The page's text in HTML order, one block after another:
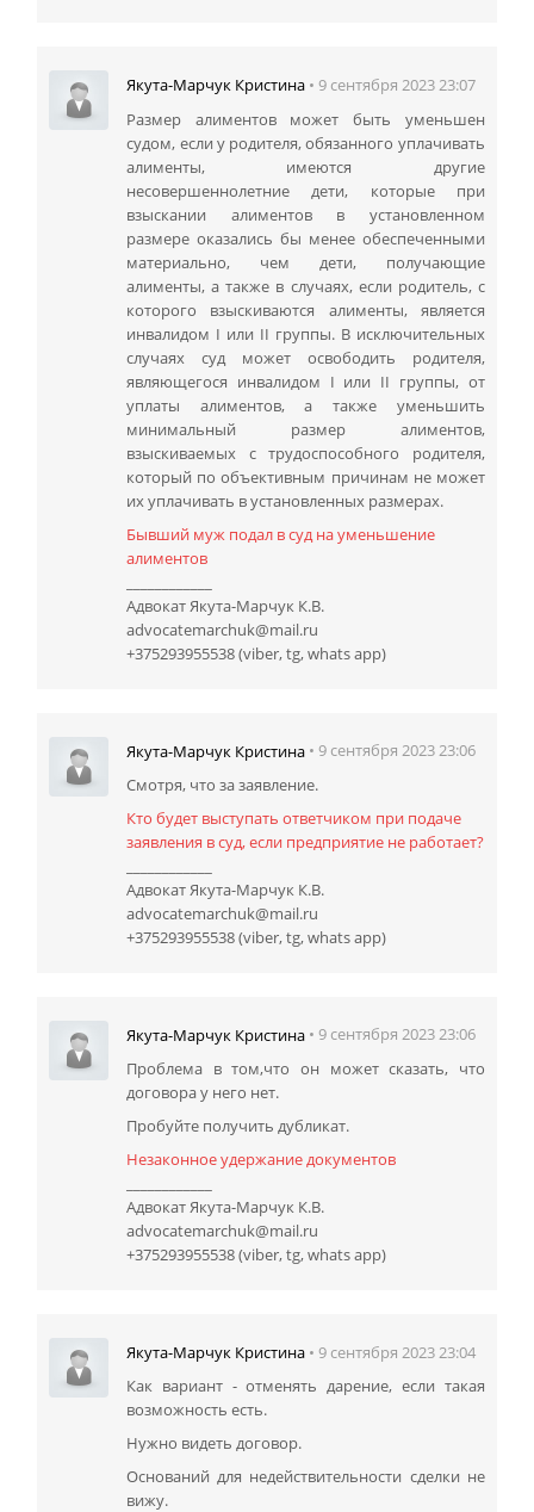
Якута-Марчук Кристина • 9 сентября 2023 23:07
Размер алиментов может быть уменьшен
судом, если у родителя, обязанного уплачивать
алименты, имеются другие
несовершеннолетние дети, которые при
взыскании алиментов в установленном
размере оказались бы менее обеспеченными
материально, чем дети, получающие
алименты, а также в случаях, если родитель, с
которого взыскиваются алименты, является
инвалидом I или II группы. В исключительных
случаях суд может освободить родителя,
являющегося инвалидом I или II группы, от
уплаты алиментов, а также уменьшить
минимальный размер алиментов,
взыскиваемых с трудоспособного родителя,
который по объективным причинам не может
их уплачивать в установленных размерах.
Бывший муж подал в суд на уменьшение
алиментов
Адвокат Якута-Марчук К.В.
advocatemarchuk@mail.ru
+375293955538 (viber, tg, whats app)
Якута-Марчук Кристина • 9 сентября 2023 23:06
Смотря, что за заявление.
Кто будет выступать ответчиком при подаче
заявления в суд, если предприятие не работает?
Адвокат Якута-Марчук К.В.
advocatemarchuk@mail.ru
+375293955538 (viber, tg, whats app)
Якута-Марчук Кристина • 9 сентября 2023 23:06
Проблема в том,что он может сказать, что
договора у него нет.
Пробуйте получить дубликат.
Незаконное удержание документов
Адвокат Якута-Марчук К.В.
advocatemarchuk@mail.ru
+375293955538 (viber, tg, whats app)
Якута-Марчук Кристина • 9 сентября 2023 23:04
Как вариант - отменять дарение, если такая
возможность есть.
Нужно видеть договор.
Оснований для недействительности сделки не
вижу.